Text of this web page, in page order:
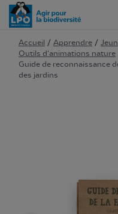
Accueil / Apprendre /
Outils d'animations nature
Guide de reconnaissance
des jardins